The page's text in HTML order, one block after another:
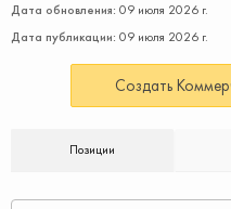
Дата обновления: 09 июля 2026 г.
Дата публикации: 09 июля 2026 г.
Создать
Позиции